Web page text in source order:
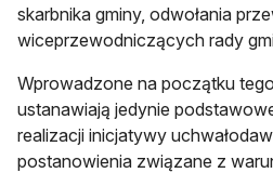
skarbnika gminy, odwołania
wiceprzewodniczących rady
Wprowadzone na początku
ustanawiają jedynie
realizacji inicjatywy
postanowienia związane z